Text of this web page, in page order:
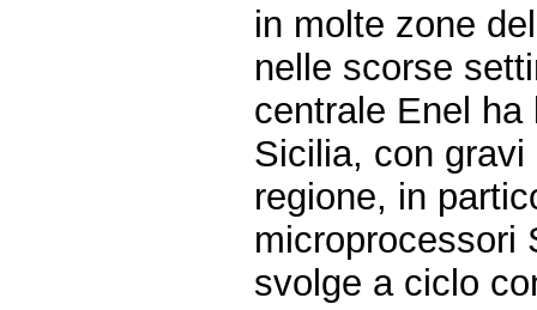
in molte zone
nelle scorse
centrale Enel
Sicilia, con
regione, in
microprocessori
svolge a ciclo